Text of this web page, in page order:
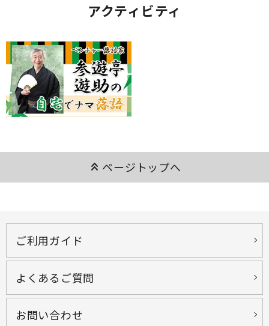
アクティビティ
keyboard_double_arrow_up ページトップへ
ご利用ガイド
よくあるご質問
お問い合わせ